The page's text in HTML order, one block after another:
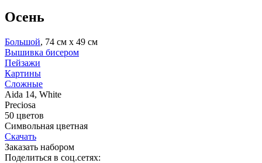
Осень
Большой, 74 см х 49 см
Вышивка бисером
Пейзажи
Картины
Сложные
Aida 14, White
Preciosa
50 цветов
Символьная цветная
Скачать
Заказать набором
Поделиться в соц.сетях: